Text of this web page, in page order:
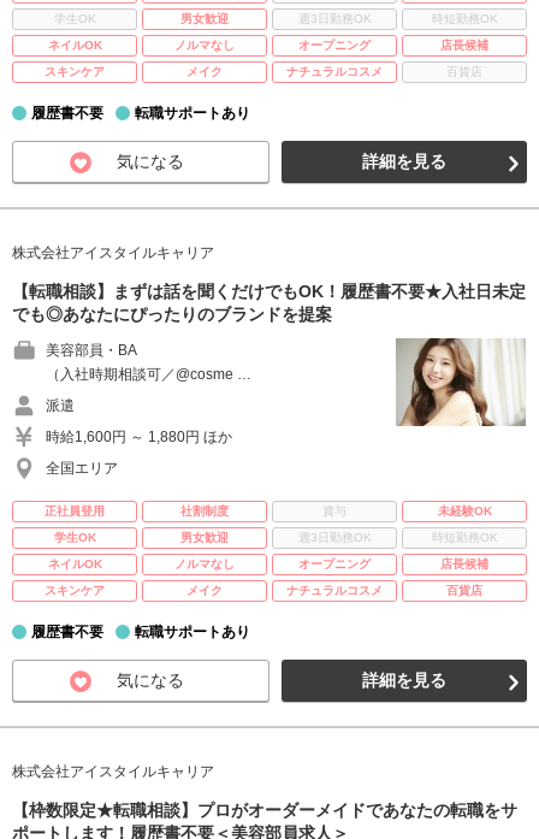
学生OK
男女歓迎 週3日勤務OK
時短勤務OK
ネイルOK
ノルマなし オープニング
店長候補
スキンケア
メイク ナチュラルコスメ 百貨店
履歴書不要 転職サポートあり
気になる 詳細を見る
株式会社アイスタイルキャリア
【転職相談】まずは話を聞くだけでもOK！履歴書不要★入社日未定
でも◎あなたにぴったりのブランドを提案
美容部員・BA
（入社時期相談可／@cosme …
派遣
時給1,600円 ～ 1,880円 ほか
全国エリア
正社員登用 社割制度 賞与
未経験OK
学生OK
男女歓迎 週3日勤務OK
時短勤務OK
ネイルOK
ノルマなし オープニング
店長候補
スキンケア
メイク ナチュラルコスメ 百貨店
履歴書不要 転職サポートあり
気になる 詳細を見る
株式会社アイスタイルキャリア
【枠数限定★転職相談】プロがオーダーメイドであなたの転職をサ
ポートします！履歴書不要＜美容部員求人＞